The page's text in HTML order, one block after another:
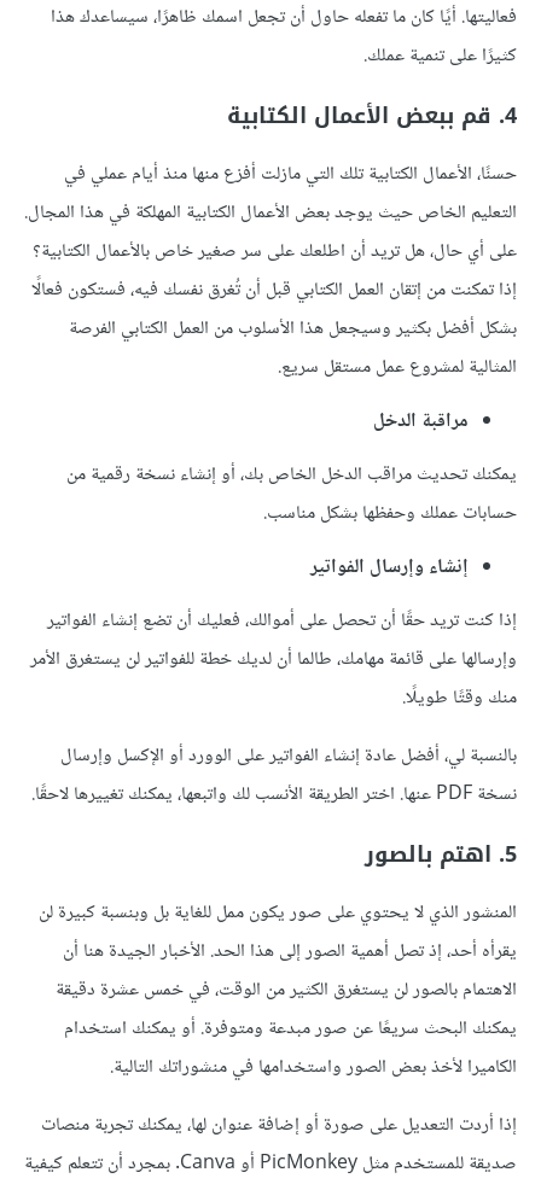
فعاليتها. أيًا كان ما تفعله حاول أن تجعل اسمك ظاهرًا، سيساعدك هذا
كثيرًا على تنمية عملك.
4. قم ببعض الأعمال الكتابية
حسنًا، الأعمال الكتابية تلك التي مازلت أفزع منها منذ أيام عملي في
التعليم الخاص حيث يوجد بعض الأعمال الكتابية المهلكة في هذا المجال.
على أي حال، هل تريد أن اطلعك على سر صغير خاص بالأعمال الكتابية؟
إذا تمكنت من إتقان العمل الكتابي قبل أن تُغرق نفسك فيه، فستكون فعالًا
بشكل أفضل بكثير وسيجعل هذا الأسلوب من العمل الكتابي الفرصة
المثالية لمشروع عمل مستقل سريع.
مراقبة الدخل
يمكنك تحديث مراقب الدخل الخاص بك، أو إنشاء نسخة رقمية من
حسابات عملك وحفظها بشكل مناسب.
إنشاء وإرسال الفواتير
إذا كنت تريد حقًا أن تحصل على أموالك، فعليك أن تضع إنشاء الفواتير
وإرسالها على قائمة مهامك، طالما أن لديك خطة للفواتير لن يستغرق الأمر
منك وقتًا طويلًا.
بالنسبة لي، أفضل عادة إنشاء الفواتير على الوورد أو الإكسل وإرسال
نسخة PDF عنها. اختر الطريقة الأنسب لك واتبعها، يمكنك تغييرها لاحقًا.
5. اهتم بالصور
المنشور الذي لا يحتوي على صور يكون ممل للغاية بل وبنسبة كبيرة لن
يقرأه أحد، إذ تصل أهمية الصور إلى هذا الحد. الأخبار الجيدة هنا أن
الاهتمام بالصور لن يستغرق الكثير من الوقت، في خمس عشرة دقيقة
يمكنك البحث سريعًا عن صور مبدعة ومتوفرة. أو يمكنك استخدام
الكاميرا لأخذ بعض الصور واستخدامها في منشوراتك التالية.
إذا أردت التعديل على صورة أو إضافة عنوان لها، يمكنك تجربة منصات
صديقة للمستخدم مثل PicMonkey أو Canva. بمجرد أن تتعلم كيفية